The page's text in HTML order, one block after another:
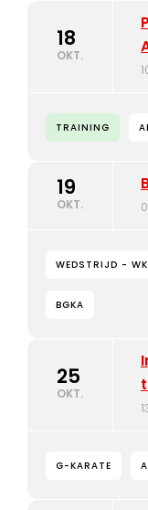
18
OKT.
TRAINING
19
OKT.
WEDSTRIJD -
BGKA
25
OKT.
G-KARATE